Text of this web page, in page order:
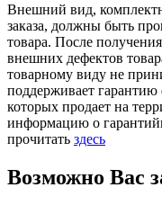
Внешний вид,
заказа, должны быть
товара. После
внешних дефектов
товарному виду не
поддерживает
которых продает на
информацию о
прочитать здесь
Возможно Вас